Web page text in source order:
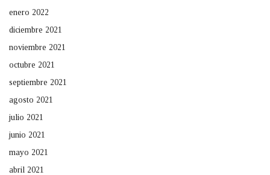
enero 2022
diciembre 2021
noviembre 2021
octubre 2021
septiembre 2021
agosto 2021
julio 2021
junio 2021
mayo 2021
abril 2021